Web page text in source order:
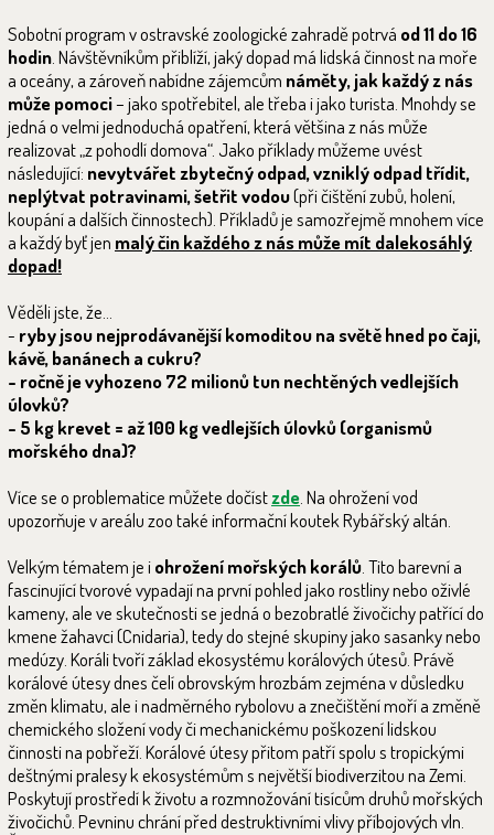
Sobotní program v ostravské zoologické zahradě potrvá od 11 do 16
hodin . Návštěvníkům přiblíží, jaký dopad má lidská činnost na moře
a oceány, a zároveň nabídne zájemcům náměty, jak každý z nás
může pomoci– jako spotřebitel, ale třeba i jako turista. Mnohdy se
jedná o velmi jednoduchá opatření, která většina z nás může
realizovat „z pohodlí domova“. Jako příklady můžeme uvést
následující: nevytvářet zbytečný odpad, vzniklý odpad třídit,
neplýtvat potravinami, šetřit vodou(při čištění zubů, holení,
koupání a dalších činnostech). Příkladů je samozřejmě mnohem více
a každý byť jen malý čin každého z nás může mít dalekosáhlý
dopad!
Věděli jste, že…
- ryby jsou nejprodávanější komoditou na světě hned po čaji,
kávě, banánech a cukru?
- ročně je vyhozeno 72 milionů tun nechtěných vedlejších
úlovků?
- 5 kg krevet = až 100 kg vedlejších úlovků (organismů
mořského dna)?
Více se o problematice můžete dočístzde . Na ohrožení vod
upozorňuje v areálu zoo také informační koutek Rybářský altán.
Velkým tématem je iohrožení mořských korálů . Tito barevní a
fascinující tvorové vypadají na první pohled jako rostliny nebo oživlé
kameny, ale ve skutečnosti se jedná o bezobratlé živočichy patřící do
kmene žahavci (Cnidaria), tedy do stejné skupiny jako sasanky nebo
medúzy. Koráli tvoří základ ekosystému korálových útesů. Právě
korálové útesy dnes čelí obrovským hrozbám zejména v důsledku
změn klimatu, ale i nadměrného rybolovu a znečištění moří a změně
chemického složení vody či mechanickému poškození lidskou
činnosti na pobřeží. Korálové útesy přitom patří spolu s tropickými
deštnými pralesy k ekosystémům s největší biodiverzitou na Zemi.
Poskytují prostředí k životu a rozmnožování tisícům druhů mořských
živočichů. Pevninu chrání před destruktivními vlivy příbojových vln.